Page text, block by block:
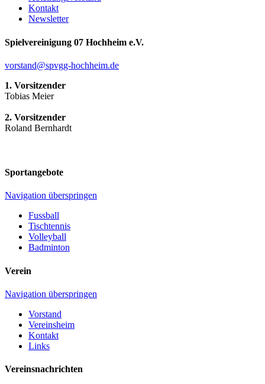
Kontakt
Newsletter
Spielvereinigung 07 Hochheim e.V.
vorstand@spvgg-hochheim.de
1. Vorsitzender
Tobias Meier
2. Vorsitzender
Roland Bernhardt
Sportangebote
Navigation überspringen
Fussball
Tischtennis
Volleyball
Badminton
Verein
Navigation überspringen
Vorstand
Vereinsheim
Kontakt
Links
Vereinsnachrichten